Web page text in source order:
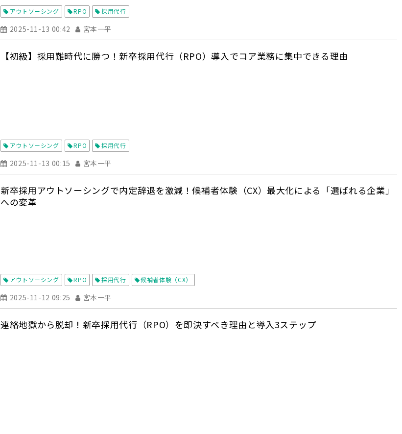
アウトソーシング RPO 採用代行
2025-11-13 00:42 宮本一平
【初級】採用難時代に勝つ！新卒採用代行（RPO）導入でコア業務に集中できる理由
アウトソーシング RPO 採用代行
2025-11-13 00:15 宮本一平
新卒採用アウトソーシングで内定辞退を激減！候補者体験（CX）最大化による「選ばれる企業」
への変革
アウトソーシング RPO 採用代行 候補者体験（CX）
2025-11-12 09:25 宮本一平
連絡地獄から脱却！新卒採用代行（RPO）を即決すべき理由と導入3ステップ